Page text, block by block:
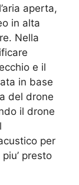
aperta,
in alta
Nella
e il
in base
del drone
il drone
per
presto